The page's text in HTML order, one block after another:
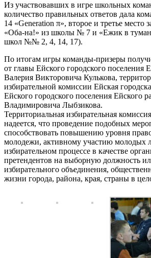
Из участвовавших в игре школьных
количество правильных ответов дала
14 «Generation π», второе и третье место
«Оба-на!» из школы № 7 и «Ежик в
школ №№ 2, 4, 14, 17).
По итогам игры команды-призеры
от главы Ейского городского поселения
Валерия Викторовича Кулькова,
избирательной комиссии Ейская
Ейского городского поселения Ейского
Владимировича Лыбзикова.
Территориальная избирательная
надеется, что проведение подобных
способствовать повышению уровня
молодежи, активному участию молодых
избирательном процессе в качестве
претендентов на выборную должность
избирательного объединения,
жизни города, района, края, страны в